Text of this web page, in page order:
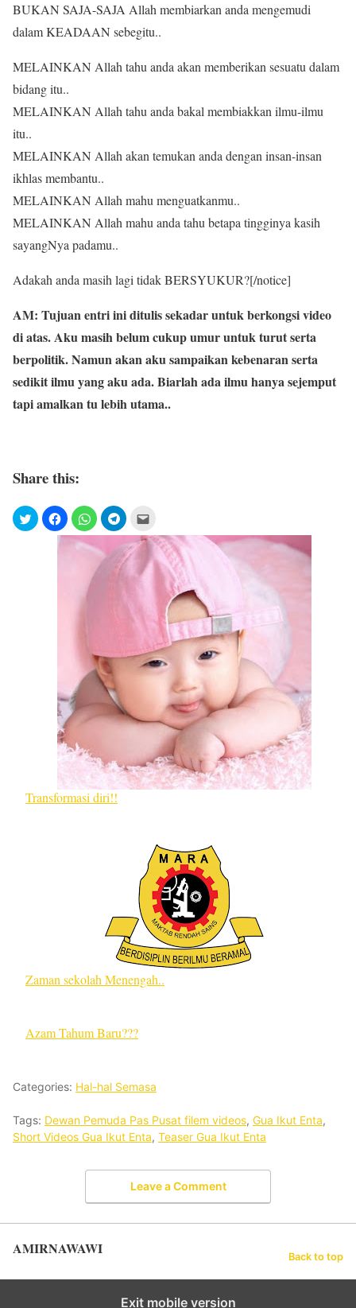
BUKAN SAJA-SAJA Allah membiarkan anda mengemudi
dalam KEADAAN sebegitu..
MELAINKAN Allah tahu anda akan memberikan sesuatu dalam
bidang itu..
MELAINKAN Allah tahu anda bakal membiakkan ilmu-ilmu
itu..
MELAINKAN Allah akan temukan anda dengan insan-insan
ikhlas membantu..
MELAINKAN Allah mahu menguatkanmu..
MELAINKAN Allah mahu anda tahu betapa tingginya kasih
sayangNya padamu..
Adakah anda masih lagi tidak BERSYUKUR?[/notice]
AM: Tujuan entri ini ditulis sekadar untuk berkongsi video
di atas. Aku masih belum cukup umur untuk turut serta
berpolitik. Namun akan aku sampaikan kebenaran serta
sedikit ilmu yang aku ada. Biarlah ada ilmu hanya sejemput
tapi amalkan tu lebih utama..
Share this:
Transformasi diri!!
Zaman sekolah Menengah..
Azam Tahum Baru???
Categories: Hal-hal Semasa
Tags: Dewan Pemuda Pas Pusat filem videos, Gua Ikut Enta,
Short Videos Gua Ikut Enta, Teaser Gua Ikut Enta
Leave a Comment
AMIRNAWAWI Back to top
Exit mobile version